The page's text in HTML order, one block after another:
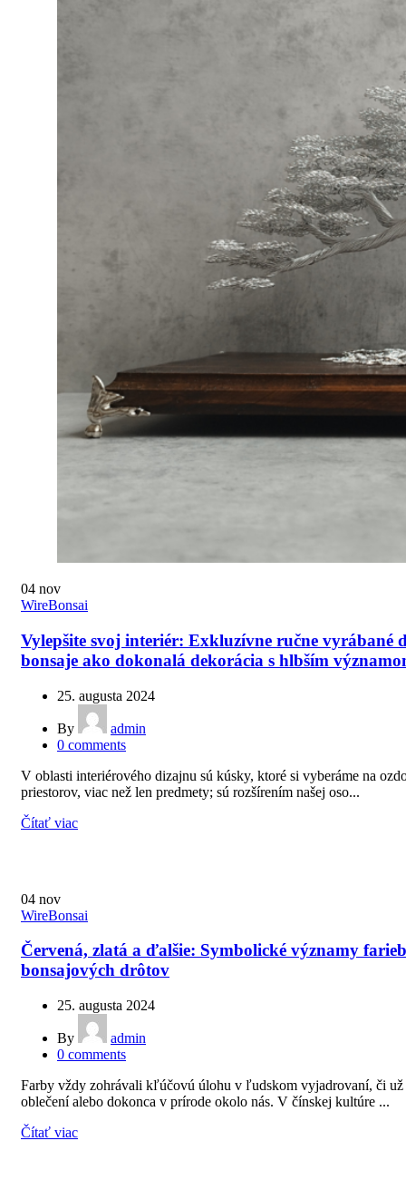
04 nov
WireBonsai
Vylepšite svoj interiér: Exkluzívne ručne vyrábané
bonsaje ako dokonalá dekorácia s hlbším
25. augusta 2024
By
admin
0 comments
V oblasti interiérového dizajnu sú kúsky, ktoré si vyberáme na
priestorov, viac než len predmety; sú rozšírením našej oso...
Čítať viac
04 nov
WireBonsai
Červená, zlatá a ďalšie: Symbolické významy farieb
bonsajových drôtov
25. augusta 2024
By
admin
0 comments
Farby vždy zohrávali kľúčovú úlohu v ľudskom vyjadrovaní, či už
oblečení alebo dokonca v prírode okolo nás. V čínskej kultúre ...
Čítať viac